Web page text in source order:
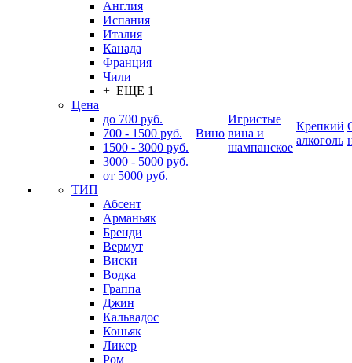
Англия
Испания
Италия
Канада
Франция
Чили
+ ЕЩЕ 1
Цена
до 700 руб.
700 - 1500 руб.
1500 - 3000 руб.
3000 - 5000 руб.
от 5000 руб.
ТИП
Абсент
Арманьяк
Бренди
Вермут
Виски
Водка
Граппа
Джин
Кальвадос
Коньяк
Ликер
Ром
Вино
Игристые
вина и
шампанское
Крепкий
алкоголь